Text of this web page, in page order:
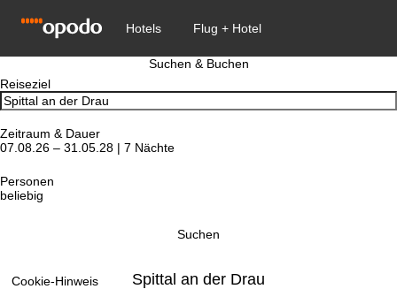
Cookie-Hinweis
Suchen & Buchen
Reiseziel
Zeitraum & Dauer
07.08.26 – 31.05.28 | 7 Nächte
Personen
beliebig
Suchen
Spittal an der Drau